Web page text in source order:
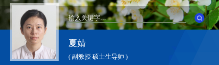
夏婧
( 副教授 硕士生导师 )